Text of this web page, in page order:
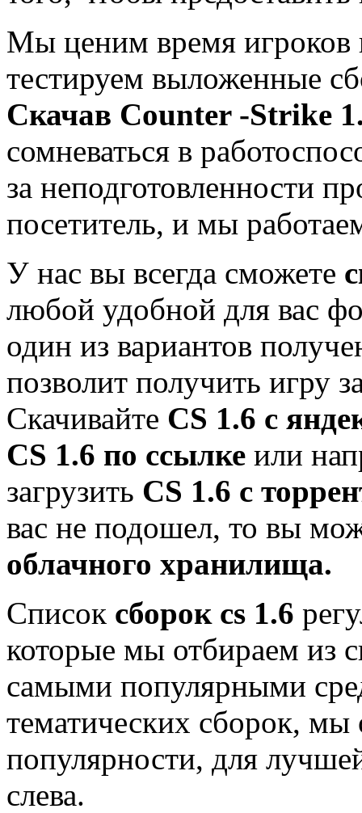
Мы ценим время
тестируем выложенные
Скачав Counter -Strike
сомневаться в
за неподготовленности
посетитель, и мы
У нас вы всегда сможете
любой удобной для вас
один из вариантов
позволит получить игру
Скачивайте CS 1.6 с
CS 1.6 по ссылке или
загрузить CS 1.6 с
вас не подошел, то вы
облачного хранилища.
Список сборок cs 1.6
которые мы отбираем из
самыми популярными
тематических сборок, мы
популярности, для
слева.